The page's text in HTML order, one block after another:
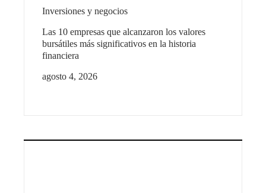
Inversiones y negocios
Las 10 empresas que alcanzaron los valores
bursátiles más significativos en la historia
financiera
agosto 4, 2026